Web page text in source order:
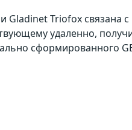
Triofox связана с
удаленно,
сформированного